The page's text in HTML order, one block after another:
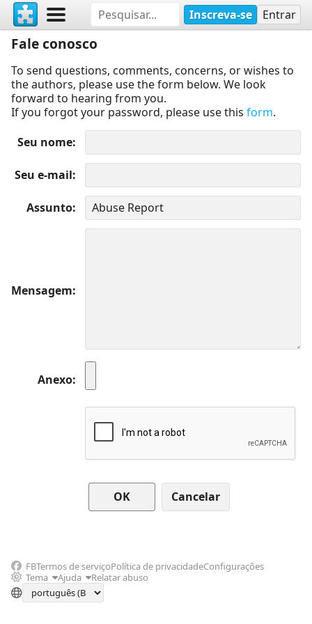
Inscreva-se Entrar
Fale conosco
To send questions, comments, concerns, or wishes to
the authors, please use the form below. We look
forward to hearing from you.
If you forgot your password, please use this form.
Seu nome
Seu e-mail
Assunto
Mensagem
Anexo
Cancelar
FBTermos de serviçoPolítica de privacidadeConfigurações
Tema
Ajuda Relatar abuso